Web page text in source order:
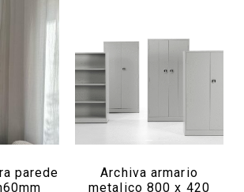
parede
Archiva armario
metalico 800 x 420